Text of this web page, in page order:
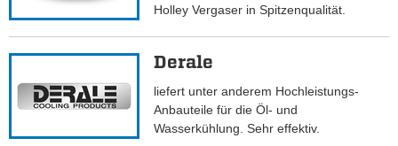
Holley Vergaser in Spitzenqualität.
Derale
liefert unter anderem Hochleistungs-
Anbauteile für die Öl- und
Wasserkühlung. Sehr effektiv.